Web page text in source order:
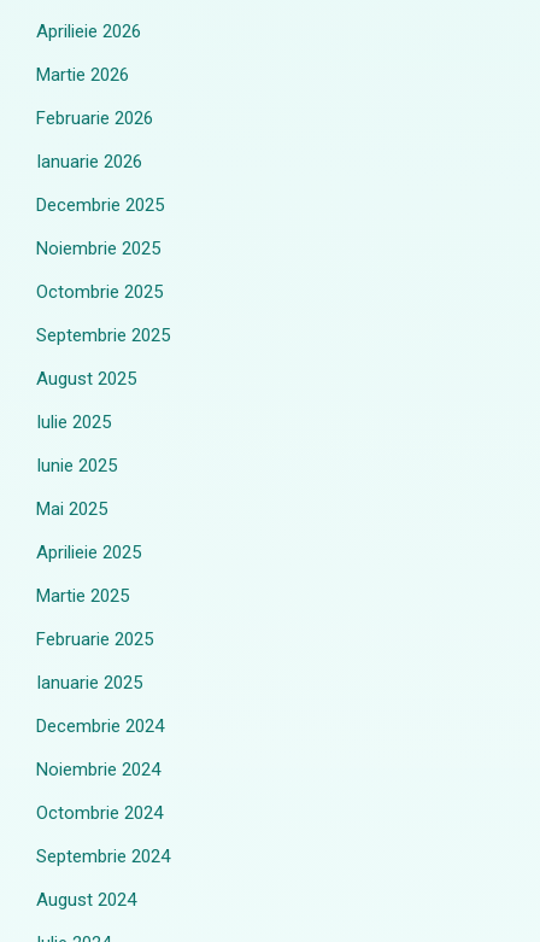
Aprilieie 2026
Martie 2026
Februarie 2026
Ianuarie 2026
Decembrie 2025
Noiembrie 2025
Octombrie 2025
Septembrie 2025
August 2025
Iulie 2025
Iunie 2025
Mai 2025
Aprilieie 2025
Martie 2025
Februarie 2025
Ianuarie 2025
Decembrie 2024
Noiembrie 2024
Octombrie 2024
Septembrie 2024
August 2024